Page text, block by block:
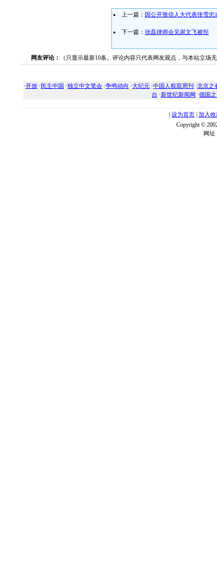
上一篇： 因公开致信人大代表张雪忠
下一篇： 张磊律师会见谢文飞被拒
网友评论： （只显示最新10条。评论内容只代表网友观点，与本站立场
·开放 · 民主中国 ·独立中文笔会 ·争鸣动向 ·大纪元 ·中国人权双周刊 ·北京之
台 ·新世纪新闻网 ·德国
设为首页 加入
Copyright ©
网址